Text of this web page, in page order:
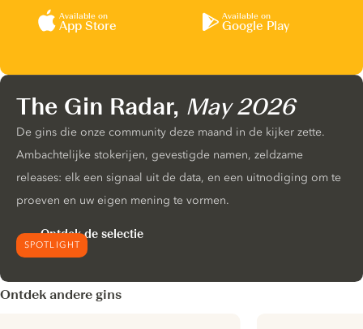
Available on
App Store
Available on
Google Play
SPOTLIGHT
The Gin Radar, May 2026
De gins die onze community deze maand in de kijker zette.
Ambachtelijke stokerijen, gevestigde namen, zeldzame
releases: elk een signaal uit de data, en een uitnodiging om te
proeven en uw eigen mening te vormen.
Ontdek de selectie
Ontdek andere gins